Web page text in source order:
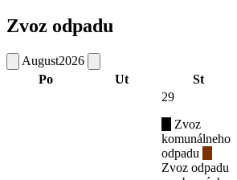
Zvoz odpadu
August2026
Po
Ut St
29
Zvoz
komunálneho
odpadu
Zvoz odpadu